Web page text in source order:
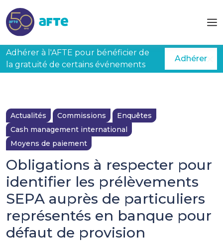
Adhérer à l'AFTE pour bénéficier de
la gratuité de certains événements
Adhérer
Actualités Commissions
Enquêtes
Cash management international
Moyens de paiement
Obligations à respecter pour
identifier les prélèvements
SEPA auprès de particuliers
représentés en banque pour
défaut de provision